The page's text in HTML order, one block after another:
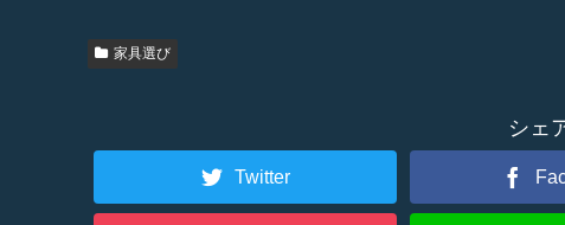
家具選び
シェ
Twitter